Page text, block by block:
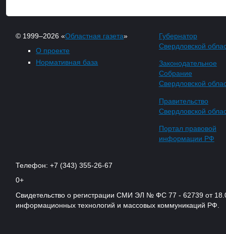
© 1999–2026 «Областная газета»
О проекте
Нормативная база
Губернатор
Свердловской
Законодательное
Собрание
Свердловской
Правительство
Свердловской
Портал правовой
информации РФ
Телефон: +7 (343) 355-26-67
0+
Свидетельство о регистрации СМИ ЭЛ № ФС 77 - 62739 от
информационных технологий и массовых коммуникаций РФ.